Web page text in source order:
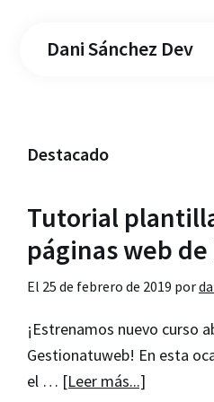
Dani Sánchez Dev
Destacado
Tutorial
páginas web
El 25 de febrero de 2019 por
¡Estrenamos nuevo curso
Gestionatuweb! En esta
el … [Leer más...]